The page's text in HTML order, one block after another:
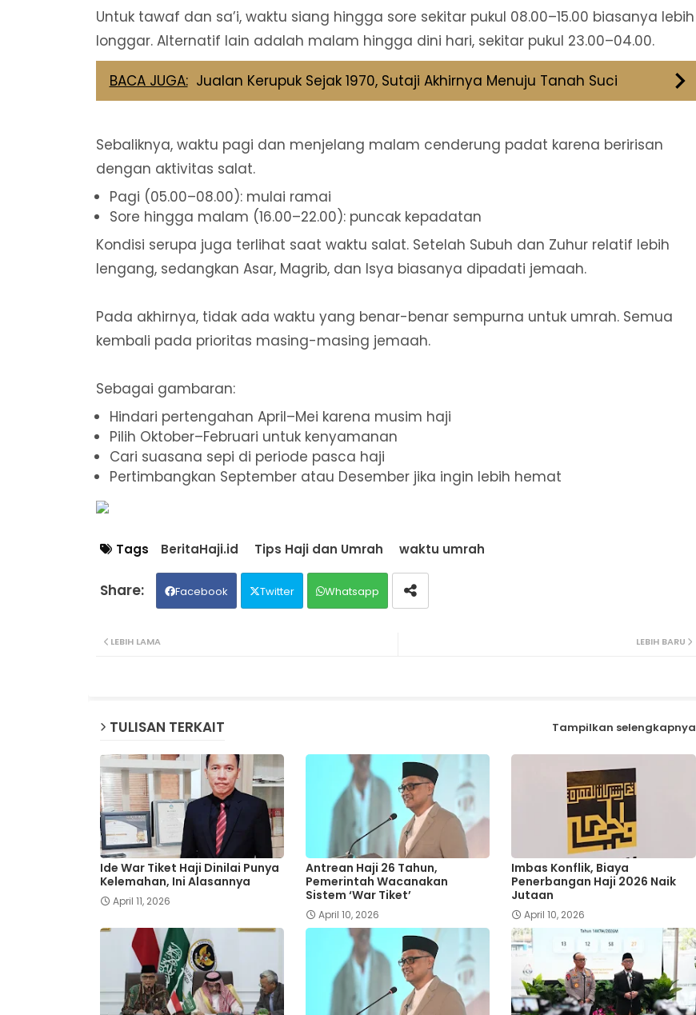
Untuk tawaf dan sa’i, waktu siang hingga sore sekitar pukul 08.00–15.00 biasanya lebih
longgar. Alternatif lain adalah malam hingga dini hari, sekitar pukul 23.00–04.00.
BACA JUGA: Jualan Kerupuk Sejak 1970, Sutaji Akhirnya Menuju Tanah Suci
Sebaliknya, waktu pagi dan menjelang malam cenderung padat karena beririsan
dengan aktivitas salat.
Pagi (05.00–08.00): mulai ramai
Sore hingga malam (16.00–22.00): puncak kepadatan
Kondisi serupa juga terlihat saat waktu salat. Setelah Subuh dan Zuhur relatif lebih
lengang, sedangkan Asar, Magrib, dan Isya biasanya dipadati jemaah.
Pada akhirnya, tidak ada waktu yang benar-benar sempurna untuk umrah. Semua
kembali pada prioritas masing-masing jemaah.
Sebagai gambaran:
Hindari pertengahan April–Mei karena musim haji
Pilih Oktober–Februari untuk kenyamanan
Cari suasana sepi di periode pasca haji
Pertimbangkan September atau Desember jika ingin lebih hemat
Tags BeritaHaji.id Tips Haji dan Umrah waktu umrah
Facebook Twitter Whatsapp
LEBIH BARU
LEBIH LAMA
TULISAN TERKAIT Tampilkan selengkapnya
Ide War Tiket Haji Dinilai Punya
Kelemahan, Ini Alasannya
April 11, 2026
Antrean Haji 26 Tahun,
Pemerintah Wacanakan
Sistem ‘War Tiket’
April 10, 2026
Imbas Konflik, Biaya
Penerbangan Haji 2026 Naik
Jutaan
April 10, 2026